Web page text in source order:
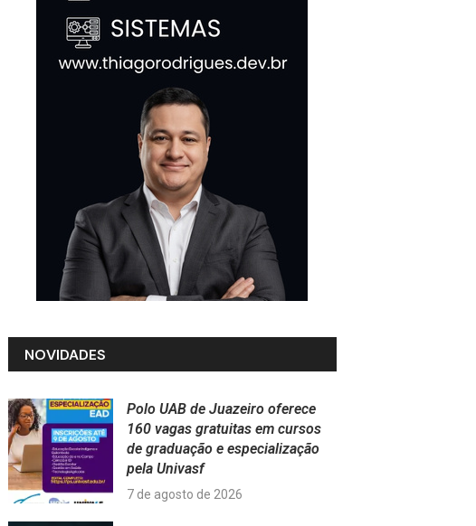
NOVIDADES
Polo UAB de Juazeiro oferece
160 vagas gratuitas em cursos
de graduação e especialização
pela Univasf
7 de agosto de 2026